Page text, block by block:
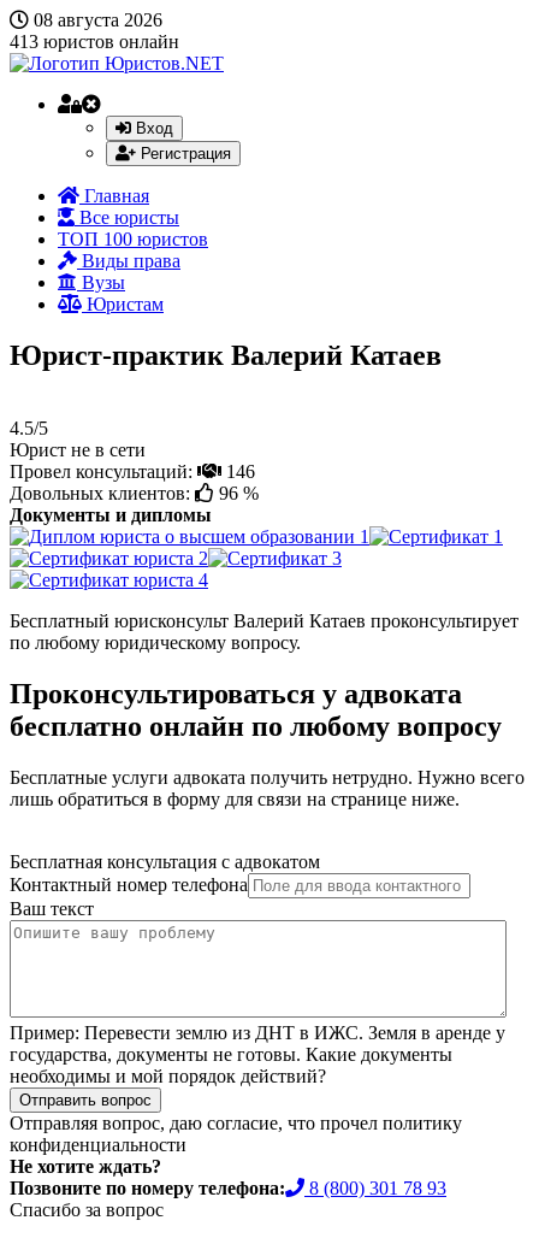
08 августа 2026
413 юристов онлайн
Вход
Регистрация
Главная
Все юристы
ТОП 100 юристов
Виды права
Вузы
Юристам
Юрист-практик Валерий Катаев
4.5/5
Юрист не в сети
Провел консультаций:
146
Довольных клиентов:
96 %
Документы и дипломы
Бесплатный юрисконсульт Валерий Катаев проконсультирует
по любому юридическому вопросу.
Проконсультироваться у адвоката
бесплатно онлайн по любому вопросу
Бесплатные услуги адвоката получить нетрудно. Нужно всего
лишь обратиться в форму для связи на странице ниже.
Бесплатная консультация с адвокатом
Контактный номер телефона
Ваш текст
Пример: Перевести землю из ДНТ в ИЖС. Земля в аренде у
государства, документы не готовы. Какие документы
необходимы и мой порядок действий?
Отправить вопрос
Отправляя вопрос, даю согласие, что прочел политику
конфиденциальности
Не хотите ждать?
Позвоните по номеру телефона:
8 (800) 301 78 93
Спасибо за вопрос